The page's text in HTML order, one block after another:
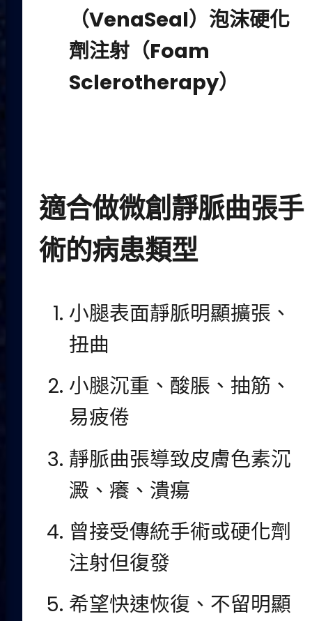
（VenaSeal） 泡沫硬化
劑注射（Foam
Sclerotherapy）
適合做微創靜脈曲張手
術的病患類型
小腿表面靜脈明顯擴張、
扭曲
小腿沉重、酸脹、抽筋、
易疲倦
靜脈曲張導致皮膚色素沉
澱、癢、潰瘍
曾接受傳統手術或硬化劑
注射但復發
希望快速恢復、不留明顯